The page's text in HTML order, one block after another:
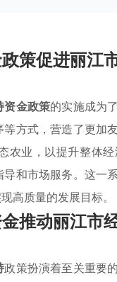
策促进丽江
资金政策的实施成为
方式，营造了更加
农业，以提升整体
和市场服务。这一
高质量的发展目标。
推动丽江市
政策扮演着至关重要